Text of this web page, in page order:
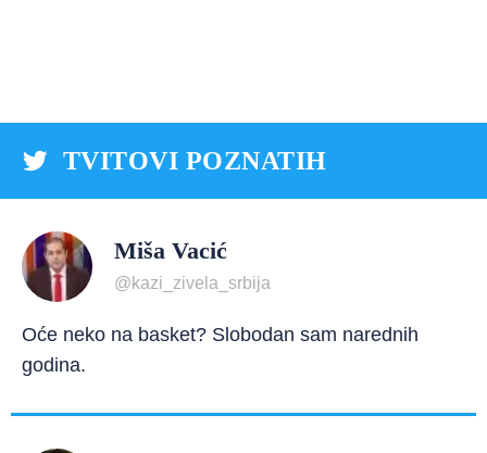
TVITOVI POZNATIH
Miša Vacić
@kazi_zivela_srbija
Oće neko na basket? Slobodan sam narednih
godina.